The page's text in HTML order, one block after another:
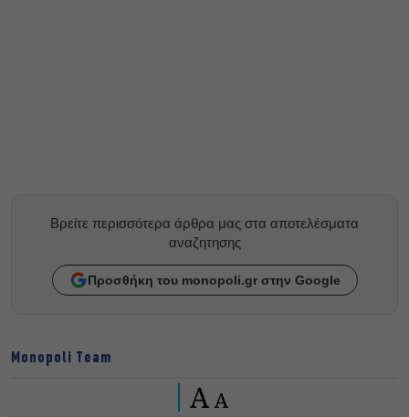
Βρείτε περισσότερα άρθρα μας στα αποτελέσματα
αναζητησης
Προσθήκη του monopoli.gr στην Google
Monopoli Team
A A